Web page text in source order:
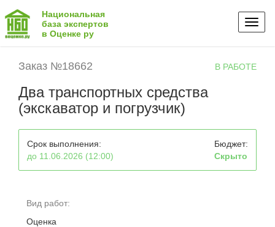
Национальная
база экспертов
в Оценке ру
Заказ №18662 В РАБОТЕ
Два транспортных средства
(экскаватор и погрузчик)
Срок выполнения:
до 11.06.2026 (12:00)
Бюджет:
Скрыто
Вид работ:
Оценка